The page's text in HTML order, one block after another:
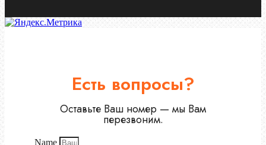
Есть вопросы?
Оставьте Ваш номер — мы Вам
перезвоним.
Name